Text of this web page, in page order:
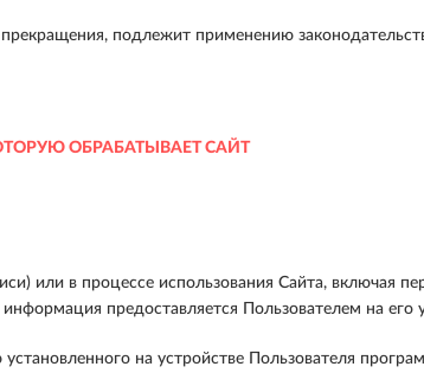
подлежит применению
ОБРАБАТЫВАЕТ САЙТ
или в процессе использования Сайта, включая
предоставляется Пользователем на его
на устройстве Пользователя